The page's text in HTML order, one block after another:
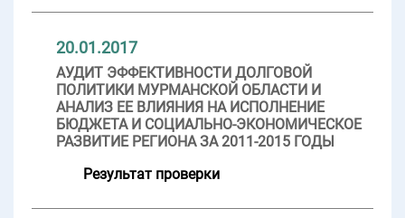
20.01.2017
АУДИТ ЭФФЕКТИВНОСТИ ДОЛГОВОЙ
ПОЛИТИКИ МУРМАНСКОЙ ОБЛАСТИ И
АНАЛИЗ ЕЕ ВЛИЯНИЯ НА ИСПОЛНЕНИЕ
БЮДЖЕТА И СОЦИАЛЬНО-ЭКОНОМИЧЕСКОЕ
РАЗВИТИЕ РЕГИОНА ЗА 2011-2015 ГОДЫ
Результат проверки